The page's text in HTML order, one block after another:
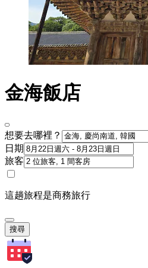
金海飯店
想要去哪裡？
日期
旅客
這趟旅程是商務旅行
搜尋